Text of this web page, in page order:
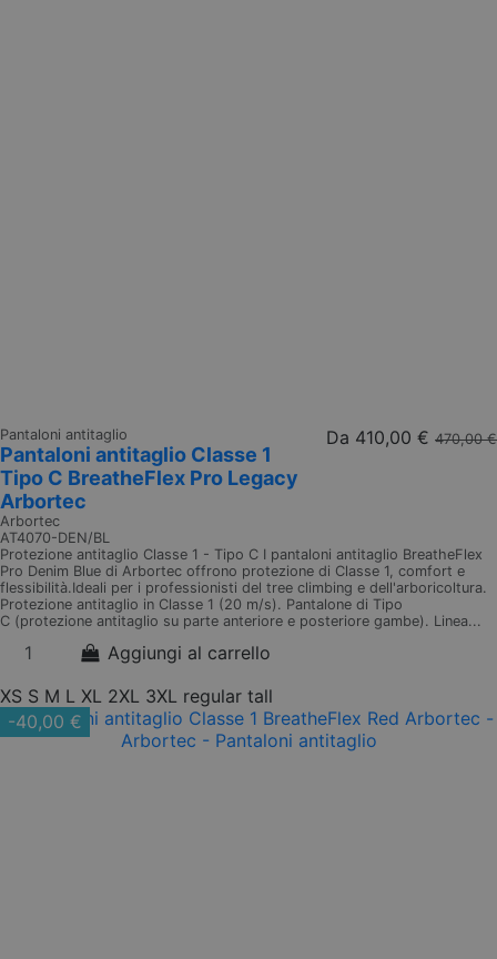
Pantaloni antitaglio
Pantaloni antitaglio Classe 1
Tipo C BreatheFlex Pro Legacy
Arbortec
Arbortec
AT4070-DEN/BL
Da 410,00 € 470,00 €
Protezione antitaglio Classe 1 - Tipo C I pantaloni antitaglio BreatheFlex
Pro Denim Blue di Arbortec offrono protezione di Classe 1, comfort e
flessibilità.Ideali per i professionisti del tree climbing e dell'arboricoltura.
Protezione antitaglio in Classe 1 (20 m/s). Pantalone di Tipo
C (protezione antitaglio su parte anteriore e posteriore gambe). Linea...
Aggiungi al carrello
XS S M L XL 2XL 3XL regular tall
-40,00 €